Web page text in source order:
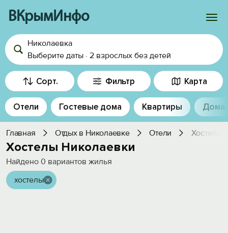
ВКрымИнфо
Войти
Избранное
История просмотра
Добавить свой объект
Николаевка
Выберите даты · 2 взрослых без детей
Сорт. Фильтр Карта
Отели Гостевые дома Квартиры Дома
Главная Отдых в Николаевке Отели Хостелы
Хостелы Николаевки
Найдено 0 вариантов жилья
хостелы